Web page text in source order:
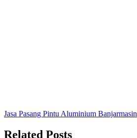
Jasa Pasang Pintu Aluminium Banjarmasin
Related Posts